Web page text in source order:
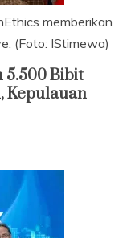
memberikan
(Foto: IStimewa)
5.500 Bibit
Kepulauan